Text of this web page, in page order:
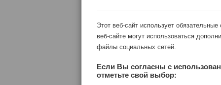
Этот веб-сайт использует
веб-сайте могут использоваться
файлы социальных сетей.
Если Вы согласны с
отметьте свой выбор: